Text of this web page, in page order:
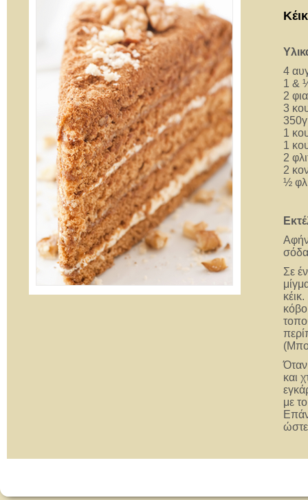
4
1 &
2
3
1
1
2
2
½
σόδα
Σε
και
με